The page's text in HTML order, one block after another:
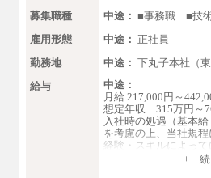
募集職種
中途： ■事務職 ■技
雇用形態
中途： 正社員
勤務地
中途： 下丸子本社（
給与
中途：
月給 217,000円～
想定年収 315万円～
入社時の処遇（基本
を考慮の上、当社規程
経験・スキルによっ
+ 続